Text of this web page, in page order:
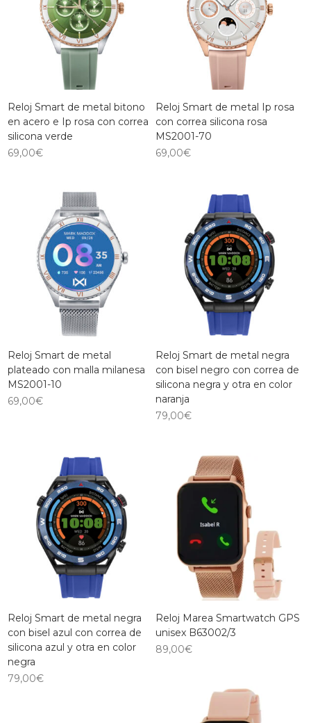
Reloj Smart de metal bitono
en acero e Ip rosa con correa
silicona verde
69,00€
Reloj Smart de metal Ip rosa
con correa silicona rosa
MS2001-70
69,00€
Reloj Smart de metal
plateado con malla milanesa
MS2001-10
69,00€
Reloj Smart de metal negra
con bisel negro con correa de
silicona negra y otra en color
naranja
79,00€
Reloj Smart de metal negra
con bisel azul con correa de
silicona azul y otra en color
negra
79,00€
Reloj Marea Smartwatch GPS
unisex B63002/3
89,00€